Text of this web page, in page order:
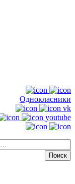
Однокласники
vk
youtube